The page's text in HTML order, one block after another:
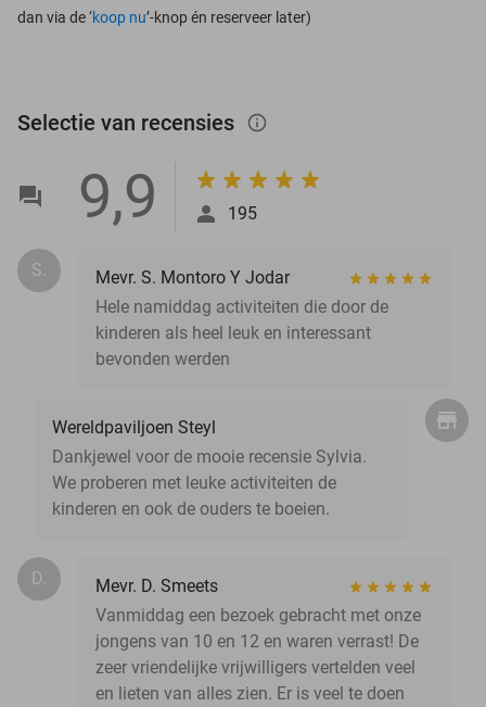
dan via de ‘koop nu’-knop én reserveer later)
Selectie van recensies info_outlined
9,9 195
S.
Mevr. S. Montoro Y Jodar
Hele namiddag activiteiten die door de
kinderen als heel leuk en interessant
bevonden werden
Wereldpaviljoen Steyl
Dankjewel voor de mooie recensie Sylvia.
We proberen met leuke activiteiten de
kinderen en ook de ouders te boeien.
D.
Mevr. D. Smeets
Vanmiddag een bezoek gebracht met onze
jongens van 10 en 12 en waren verrast! De
zeer vriendelijke vrijwilligers vertelden veel
en lieten van alles zien. Er is veel te doen